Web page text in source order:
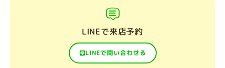
LINEで来店予約
LINEで問い合わせる